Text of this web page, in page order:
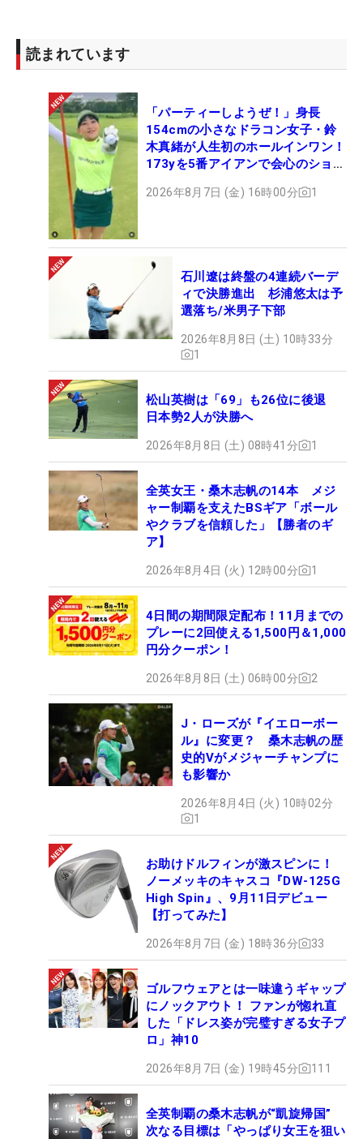
読まれています
「パーティーしようぜ！」身長
154cmの小さなドラコン女子・鈴
木真緒が人生初のホールインワン！
173yを5番アイアンで会心のショッ
2026年8月7日 (金) 16時00分 1
石川遼は終盤の4連続バーデ
ィで決勝進出 杉浦悠太は予
選落ち/米男子下部
2026年8月8日 (土) 10時33分
1
松山英樹は「69」も26位に後退
日本勢2人が決勝へ
2026年8月8日 (土) 08時41分 1
全英女王・桑木志帆の14本 メジ
ャー制覇を支えたBSギア「ボール
やクラブを信頼した」【勝者のギ
ア】
2026年8月4日 (火) 12時00分 1
4日間の期間限定配布！11月までの
プレーに2回使える1,500円＆1,000
円分クーポン！
2026年8月8日 (土) 06時00分 2
J・ローズが『イエローボー
ル』に変更？ 桑木志帆の歴
史的Vがメジャーチャンプに
も影響か
2026年8月4日 (火) 10時02分
1
お助けドルフィンが激スピンに！
ノーメッキのキャスコ『DW-125G
High Spin』、9月11日デビュー
【打ってみた】
2026年8月7日 (金) 18時36分 33
ゴルフウェアとは一味違うギャップ
にノックアウト！ ファンが惚れ直
した「ドレス姿が完璧すぎる女子プ
ロ」神10
2026年8月7日 (金) 19時45分 111
全英制覇の桑木志帆が“凱旋帰国”
次なる目標は「やっぱり女王を狙い